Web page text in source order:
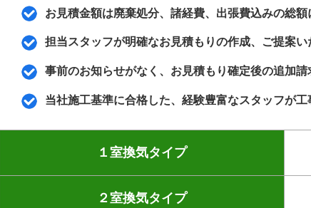
お見積金額は廃棄処分、諸経費、出張費込みの総額
担当スタッフが明確なお見積もりの作成、ご提案い
事前のお知らせがなく、お見積もり確定後の追加
当社施工基準に合格した、経験豊富なスタッフが
１室換気タイプ
２室換気タイプ